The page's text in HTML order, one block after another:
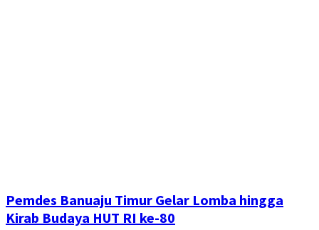
Pemdes Banuaju Timur Gelar Lomba hingga
Kirab Budaya HUT RI ke-80